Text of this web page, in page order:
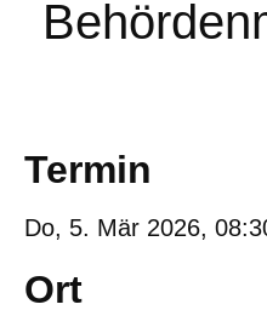
Termin
Do, 5. Mär 2026,
Ort